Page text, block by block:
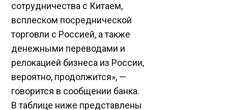
сотрудничества с Китаем,
всплеском посреднической
торговли с Россией, а также
денежными переводами и
релокацией бизнеса из России,
вероятно, продолжится», —
говорится в сообщении банка.
В таблице ниже представлены